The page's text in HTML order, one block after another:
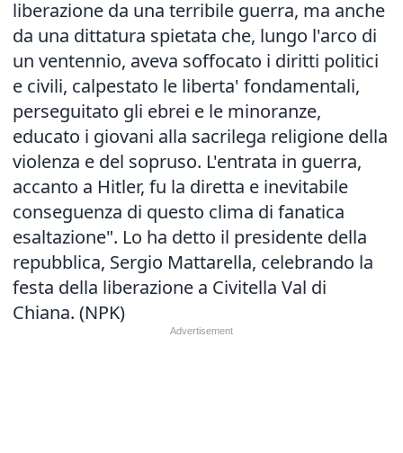
liberazione da una terribile guerra, ma anche
da una dittatura spietata che, lungo l'arco di
un ventennio, aveva soffocato i diritti politici
e civili, calpestato le liberta' fondamentali,
perseguitato gli ebrei e le minoranze,
educato i giovani alla sacrilega religione della
violenza e del sopruso. L'entrata in guerra,
accanto a Hitler, fu la diretta e inevitabile
conseguenza di questo clima di fanatica
esaltazione". Lo ha detto il presidente della
repubblica, Sergio Mattarella, celebrando la
festa della liberazione a Civitella Val di
Chiana. (NPK)